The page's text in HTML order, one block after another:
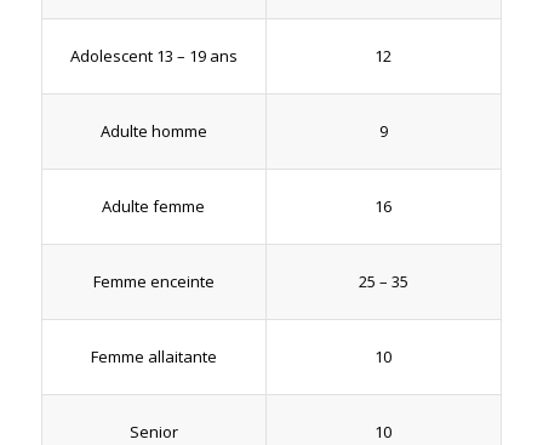
Adolescent 13 – 19 ans 12
Adulte homme 9
Adulte femme 16
Femme enceinte 25 – 35
Femme allaitante 10
Senior 10